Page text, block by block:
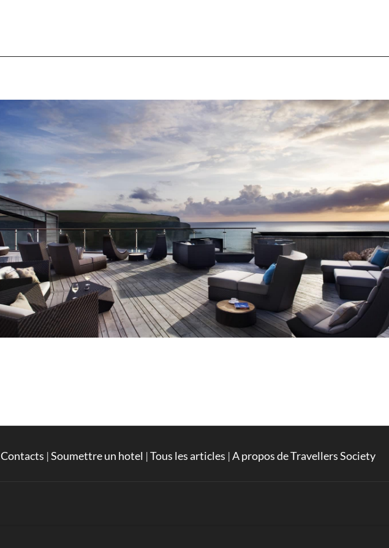
Contacts |Soumettre un hotel |Tous les articles |A propos de Travellers Society